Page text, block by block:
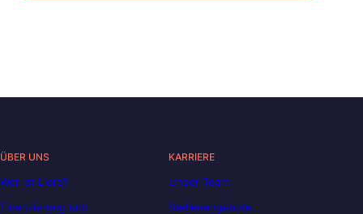
ÜBER UNS
Wer ist Liora?
Finanzierung und
KARRIERE
Unser Team
Stellenangebote